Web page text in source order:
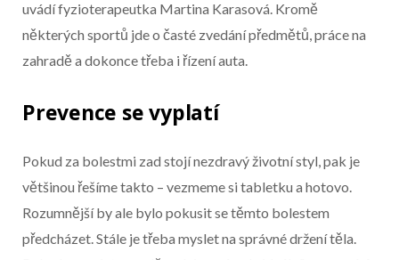
uvádí fyzioterapeutka Martina Karasová. Kromě
některých sportů jde o časté zvedání předmětů, práce na
zahradě a dokonce třeba i řízení auta.
Prevence se vyplatí
Pokud za bolestmi zad stojí nezdravý životní styl, pak je
většinou řešíme takto – vezmeme si tabletku a hotovo.
Rozumnější by ale bylo pokusit se těmto bolestem
předcházet. Stále je třeba myslet na správné držení těla.